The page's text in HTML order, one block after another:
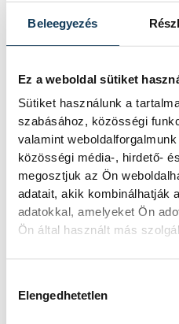
Beleegyezés
Ez a weboldal sütiket
Sütiket használunk a
szabásához, közösségi
valamint
közösségi média-, hirdető-
megosztjuk az Ön
adatait, akik kombinálhatják
adatokkal, amelyeket Ön
Ön által használt más
Elengedhetetlen
Veszprém Handball
SZERZŐ
vehir.hu